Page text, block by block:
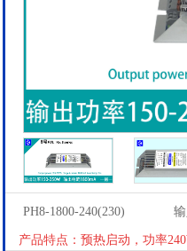
PH8-1800-240(230)
产品特点：预热启动，功率